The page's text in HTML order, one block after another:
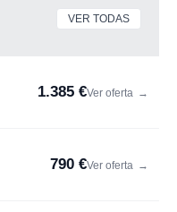
VER TODAS
1.385 €Ver oferta →
790 €Ver oferta →